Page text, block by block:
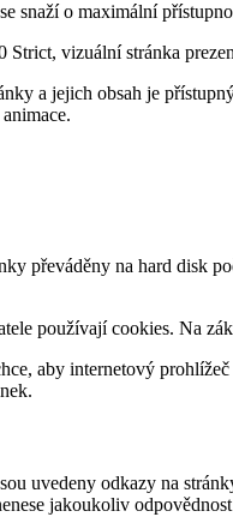
snaží o maximální
vizuální stránka
a jejich obsah je
převáděny na hard disk
používají cookies. Na
aby internetový
uvedeny odkazy na
jakoukoliv